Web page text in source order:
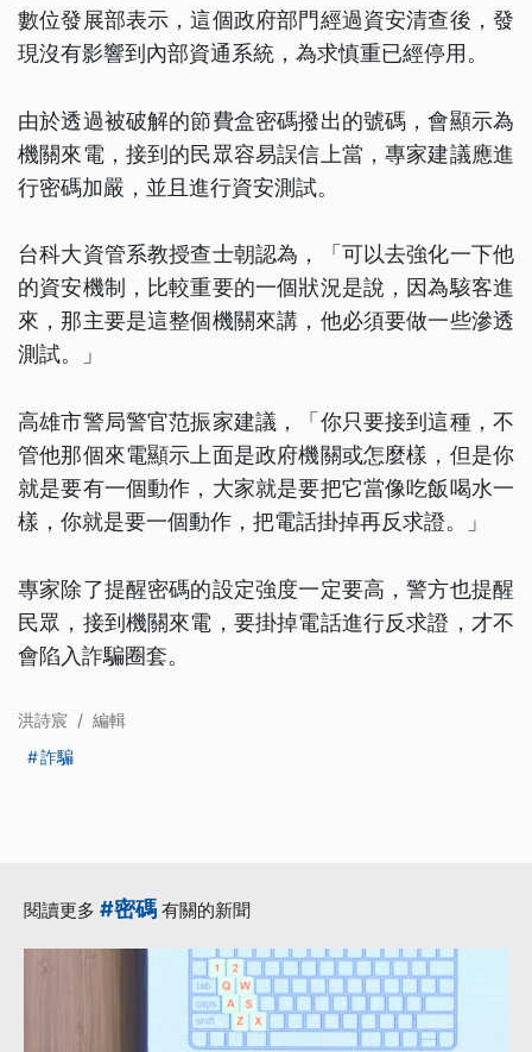
數位發展部表示，這個政府部門經過資安清查後，發
現沒有影響到內部資通系統，為求慎重已經停用。
由於透過被破解的節費盒密碼撥出的號碼，會顯示為
機關來電，接到的民眾容易誤信上當，專家建議應進
行密碼加嚴，並且進行資安測試。
台科大資管系教授查士朝認為，「可以去強化一下他
的資安機制，比較重要的一個狀況是說，因為駭客進
來，那主要是這整個機關來講，他必須要做一些滲透
測試。」
高雄市警局警官范振家建議，「你只要接到這種，不
管他那個來電顯示上面是政府機關或怎麼樣，但是你
就是要有一個動作，大家就是要把它當像吃飯喝水一
樣，你就是要一個動作，把電話掛掉再反求證。」
專家除了提醒密碼的設定強度一定要高，警方也提醒
民眾，接到機關來電，要掛掉電話進行反求證，才不
會陷入詐騙圈套。
洪詩宸 / 編輯
詐騙
閱讀更多 #密碼 有關的新聞